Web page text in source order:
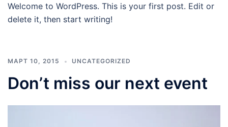
Welcome to WordPress. This is your first post. Edit or
delete it, then start writing!
МАРТ 10, 2015 UNCATEGORIZED
Don’t miss our next event